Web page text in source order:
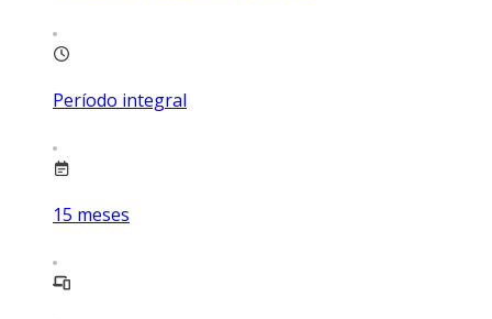
Período integral
15 meses